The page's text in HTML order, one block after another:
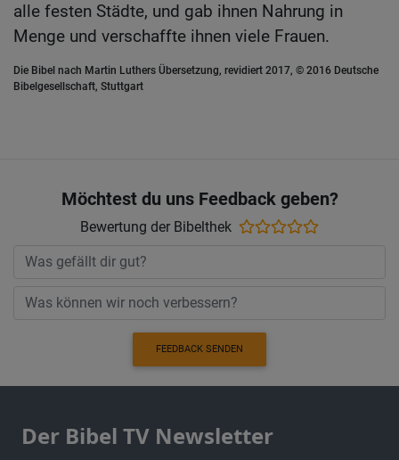
alle festen Städte, und gab ihnen Nahrung in
Menge und verschaffte ihnen viele Frauen.
Die Bibel nach Martin Luthers Übersetzung, revidiert 2017, © 2016 Deutsche
Bibelgesellschaft, Stuttgart
Möchtest du uns Feedback geben?
Bewertung der Bibelthek
FEEDBACK SENDEN
Der Bibel TV Newsletter